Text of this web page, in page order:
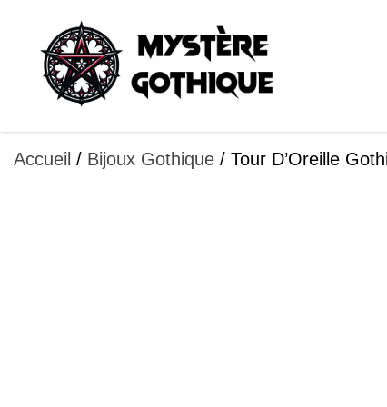
contenu
Accueil / Bijoux Gothique / Tour D’Oreille